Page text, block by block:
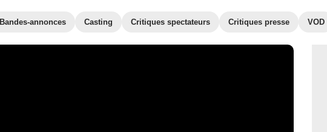
Bandes-annonces Casting Critiques spectateurs Critiques presse VOD